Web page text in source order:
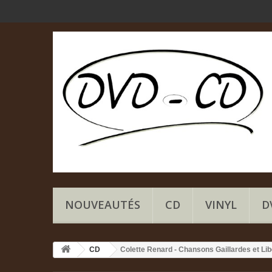
NOUVEAUTÉS CD VINYL
CD Colette Renard - Chansons Gaillardes et